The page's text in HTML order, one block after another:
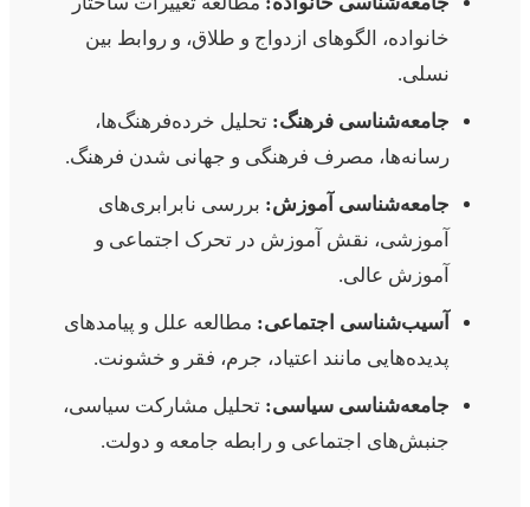
خانواده، الگوهای ازدواج و طلاق، و روابط بین
نسلی.
جامعه‌شناسی فرهنگ: تحلیل خرده‌فرهنگ‌ها،
رسانه‌ها، مصرف فرهنگی و جهانی شدن فرهنگ.
جامعه‌شناسی آموزش: بررسی نابرابری‌های
آموزشی، نقش آموزش در تحرک اجتماعی و
آموزش عالی.
آسیب‌شناسی اجتماعی: مطالعه علل و پیامدهای
پدیده‌هایی مانند اعتیاد، جرم، فقر و خشونت.
جامعه‌شناسی سیاسی: تحلیل مشارکت سیاسی،
جنبش‌های اجتماعی و رابطه جامعه و دولت.